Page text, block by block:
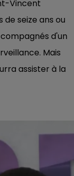
Vincent
seize ans ou
d'un
Mais
assister à la